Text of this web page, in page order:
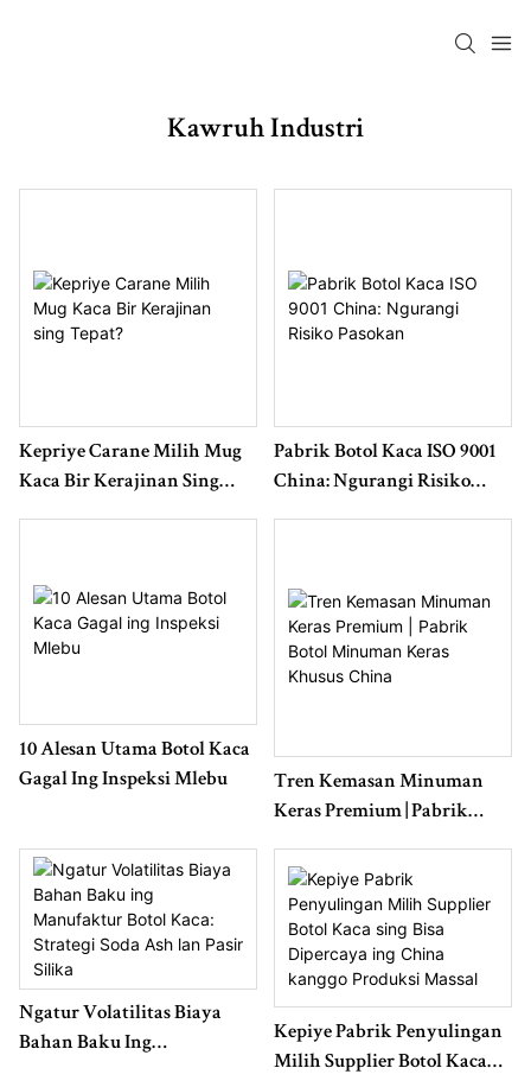
Kawruh Industri
Kepriye Carane Milih Mug
Kaca Bir Kerajinan Sing
Pabrik Botol Kaca ISO 9001
China: Ngurangi Risiko
10 Alesan Utama Botol Kaca
Gagal Ing Inspeksi Mlebu
Tren Kemasan Minuman
Keras Premium | Pabrik
Khusus China
Ngatur Volatilitas Biaya
Bahan Baku Ing
Kepiye Pabrik Penyulingan
Milih Supplier Botol Kaca